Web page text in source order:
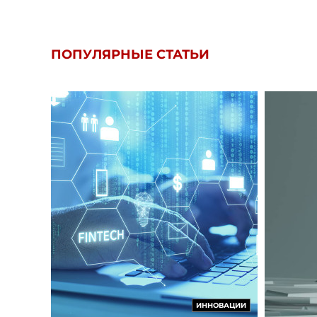
ПОПУЛЯРНЫЕ СТАТЬИ
ИННОВАЦИИ